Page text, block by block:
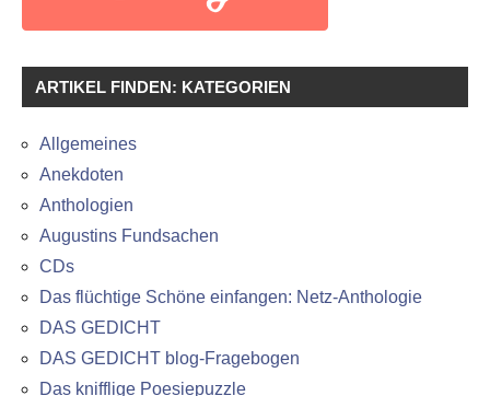
ARTIKEL FINDEN: KATEGORIEN
Allgemeines
Anekdoten
Anthologien
Augustins Fundsachen
CDs
Das flüchtige Schöne einfangen: Netz-Anthologie
DAS GEDICHT
DAS GEDICHT blog-Fragebogen
Das knifflige Poesiepuzzle